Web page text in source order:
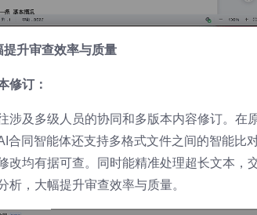
升审查效率与质量
修订：
涉及多级人员的协同和多版本内容修订。在
合同智能体还支持多格式文件之间的智能比
改均有据可查。同时能精准处理超长文本，
析，大幅提升审查效率与质量。